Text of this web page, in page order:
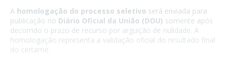
A homologação do processo seletivo será enviada para
publicação no Diário Oficial da União (DOU) somente após
decorrido o prazo de recurso por arguição de nulidade. A
homologação representa a validação oficial do resultado final
do certame.